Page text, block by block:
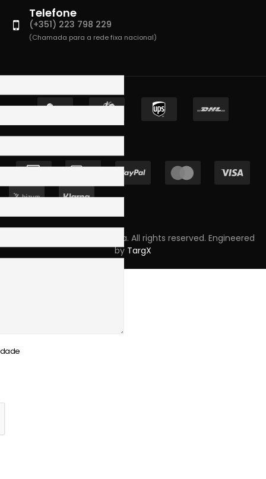
Telefone
(+351) 223 798 229
(Chamada para a rede fixa nacional)
Copyright © 2023 Skpro, Lda. All rights reserved. Engineered
by TargX